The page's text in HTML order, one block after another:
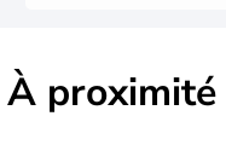
À proximité